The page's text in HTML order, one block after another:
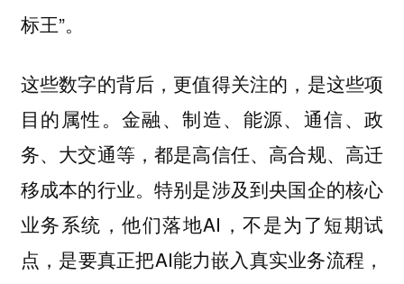
标王”。
这些数字的背后，更值得关注的，是这些项
目的属性。金融、制造、能源、通信、政
务、大交通等，都是高信任、高合规、高迁
移成本的行业。特别是涉及到央国企的核心
业务系统，他们落地AI，不是为了短期试
点，是要真正把AI能力嵌入真实业务流程，